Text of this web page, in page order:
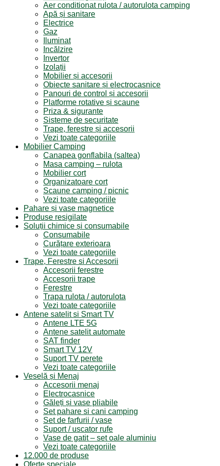
Aer conditionat rulota / autorulota camping
Apă și sanitare
Electrice
Gaz
Iluminat
Incălzire
Invertor
Izolații
Mobilier și accesorii
Obiecte sanitare și electrocasnice
Panouri de control și accesorii
Platforme rotative și scaune
Priza & sigurante
Sisteme de securitate
Trape, ferestre și accesorii
Vezi toate categoriile
Mobilier Camping
Canapea gonflabila (saltea)
Masa camping – rulota
Mobilier cort
Organizatoare cort
Scaune camping / picnic
Vezi toate categoriile
Pahare și vase magnetice
Produse resigilate
Soluții chimice și consumabile
Consumabile
Curățare exterioara
Vezi toate categoriile
Trape, Ferestre si Accesorii
Accesorii ferestre
Accesorii trape
Ferestre
Trapa rulota / autorulota
Vezi toate categoriile
Antene satelit si Smart TV
Antene LTE 5G
Antene satelit automate
SAT finder
Smart TV 12V
Suport TV perete
Vezi toate categoriile
Veselă și Menaj
Accesorii menaj
Electrocasnice
Găleți și vase pliabile
Set pahare si cani camping
Set de farfurii / vase
Suport / uscator rufe
Vase de gatit – set oale aluminiu
Vezi toate categoriile
12.000 de produse
Oferte speciale